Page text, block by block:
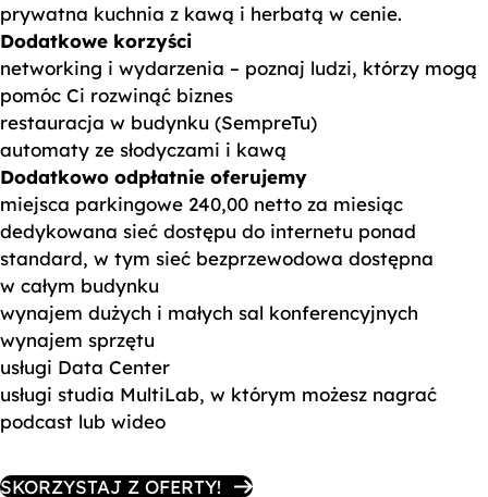
prywatna kuchnia z kawą i herbatą w cenie.
Dodatkowe korzyści
networking i wydarzenia – poznaj ludzi, którzy mogą
pomóc Ci rozwinąć biznes
restauracja w budynku (SempreTu)
automaty ze słodyczami i kawą
Dodatkowo odpłatnie oferujemy
miejsca parkingowe 240,00 netto za miesiąc
dedykowana sieć dostępu do internetu ponad
standard, w tym sieć bezprzewodowa dostępna
w całym budynku
wynajem dużych i małych sal konferencyjnych
wynajem sprzętu
usługi Data Center
usługi studia MultiLab, w którym możesz nagrać
podcast lub wideo
SKORZYSTAJ Z OFERTY!